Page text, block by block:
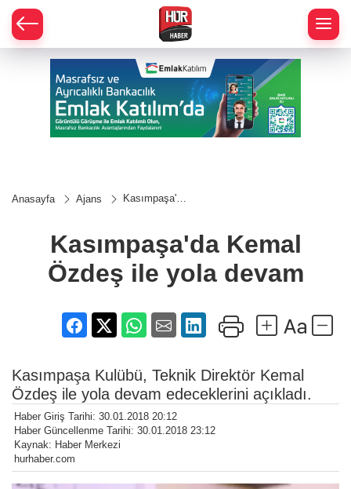
Anasayfa Ajans
Kasımpaşa'da
Kasımpaşa'da Kemal
Özdeş ile yola devam
Kasımpaşa Kulübü, Teknik Direktör Kemal
Özdeş ile yola devam edeceklerini açıkladı.
Haber Giriş Tarihi: 30.01.2018 20:12
Haber Güncellenme Tarihi: 30.01.2018 23:12
Kaynak: Haber Merkezi
hurhaber.com